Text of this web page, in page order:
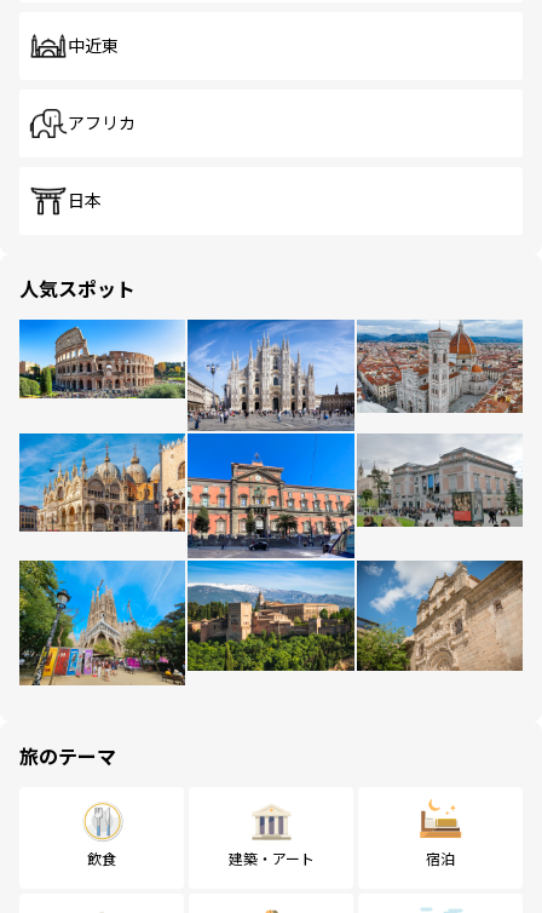
中近東
アフリカ
日本
人気スポット
旅のテーマ
飲食 建築・アート 宿泊